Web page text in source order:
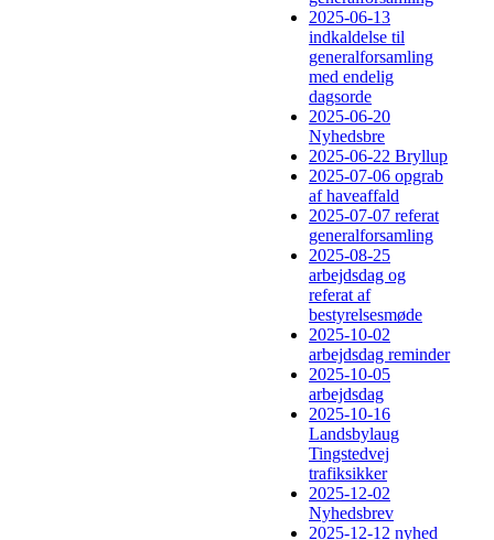
2025-06-13
indkaldelse til
generalforsamling
med endelig
dagsorde
2025-06-20
Nyhedsbre
2025-06-22 Bryllup
2025-07-06 opgrab
af haveaffald
2025-07-07 referat
generalforsamling
2025-08-25
arbejdsdag og
referat af
bestyrelsesmøde
2025-10-02
arbejdsdag reminder
2025-10-05
arbejdsdag
2025-10-16
Landsbylaug
Tingstedvej
trafiksikker
2025-12-02
Nyhedsbrev
2025-12-12 nyhed